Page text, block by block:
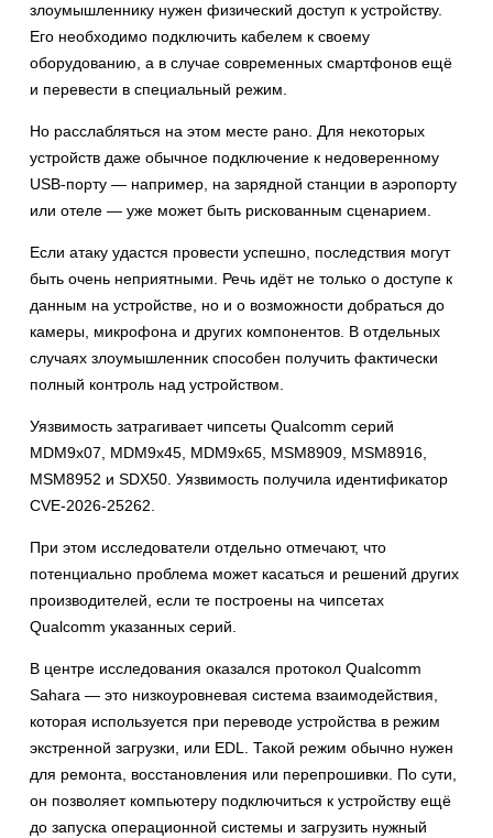
злоумышленнику нужен физический доступ к устройству.
Его необходимо подключить кабелем к своему
оборудованию, а в случае современных смартфонов ещё
и перевести в специальный режим.
Но расслабляться на этом месте рано. Для некоторых
устройств даже обычное подключение к недоверенному
USB-порту — например, на зарядной станции в аэропорту
или отеле — уже может быть рискованным сценарием.
Если атаку удастся провести успешно, последствия могут
быть очень неприятными. Речь идёт не только о доступе к
данным на устройстве, но и о возможности добраться до
камеры, микрофона и других компонентов. В отдельных
случаях злоумышленник способен получить фактически
полный контроль над устройством.
Уязвимость затрагивает чипсеты Qualcomm серий
MDM9x07, MDM9x45, MDM9x65, MSM8909, MSM8916,
MSM8952 и SDX50. Уязвимость получила идентификатор
CVE-2026-25262.
При этом исследователи отдельно отмечают, что
потенциально проблема может касаться и решений других
производителей, если те построены на чипсетах
Qualcomm указанных серий.
В центре исследования оказался протокол Qualcomm
Sahara — это низкоуровневая система взаимодействия,
которая используется при переводе устройства в режим
экстренной загрузки, или EDL. Такой режим обычно нужен
для ремонта, восстановления или перепрошивки. По сути,
он позволяет компьютеру подключиться к устройству ещё
до запуска операционной системы и загрузить нужный